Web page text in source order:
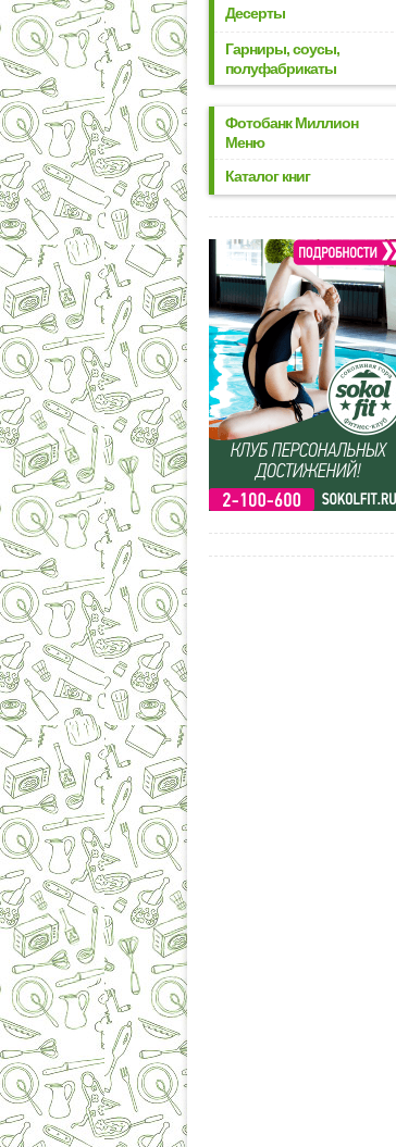
Десерты
Гарниры, соусы,
полуфабрикаты
Фотобанк Миллион
Меню
Каталог книг